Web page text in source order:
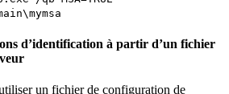
d’identification à partir d’un fichier
un fichier de configuration de